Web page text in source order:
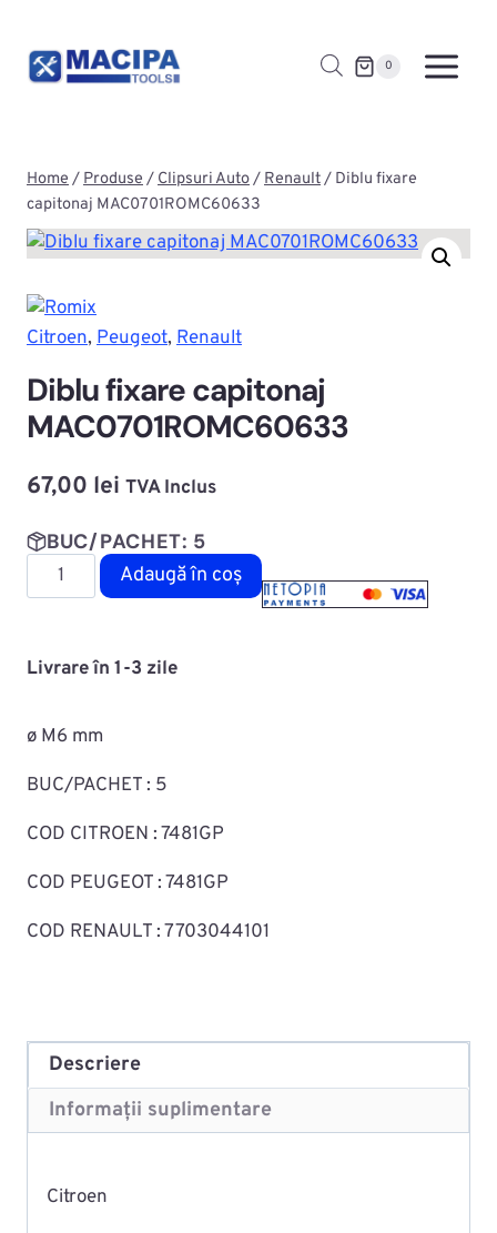
content
0
Home/Produse/Clipsuri Auto/Renault/ Diblu fixare
capitonaj MAC0701ROMC60633
Citroen, Peugeot, Renault
Diblu fixare capitonaj
MAC0701ROMC60633
67,00 lei TVA Inclus
BUC/PACHET: 5
Cantitate
Diblu
capitonaj
Adaugă în coș
Livrare în 1-3 zile
ø M6 mm
BUC/PACHET : 5
COD CITROEN : 7481GP
COD PEUGEOT : 7481GP
COD RENAULT : 7703044101
Descriere
Informații suplimentare
Citroen